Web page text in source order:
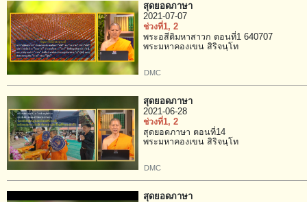
สุดยอดภาษา
2021-07-07
ช่วงที่1, 2
พระอสีติมหาสาวก ตอนที่1 640707
พระมหาคองเขน สิริจนฺโท
DMC
สุดยอดภาษา
2021-06-28
ช่วงที่1, 2
สุดยอดภาษา ตอนที่14
พระมหาคองเขน สิริจนฺโท
DMC
สุดยอดภาษา